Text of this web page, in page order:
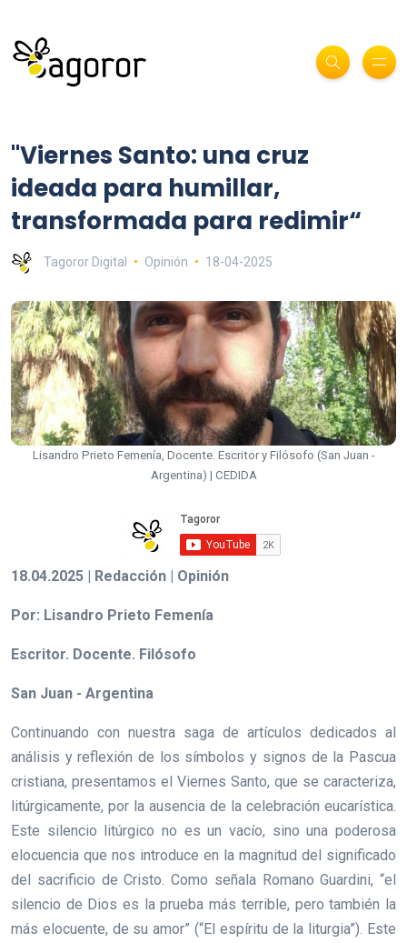
"Viernes Santo: una cruz
ideada para humillar,
transformada para redimir“
Tagoror Digital Opinión 18-04-2025
Lisandro Prieto Femenía, Docente. Escritor y Filósofo (San Juan -
Argentina) | CEDIDA
18.04.2025 | Redacción | Opinión
Por: Lisandro Prieto Femenía
Escritor. Docente. Filósofo
San Juan - Argentina
Continuando con nuestra saga de artículos dedicados al
análisis y reflexión de los símbolos y signos de la Pascua
cristiana, presentamos el Viernes Santo, que se caracteriza,
litúrgicamente, por la ausencia de la celebración eucarística.
Este silencio litúrgico no es un vacío, sino una poderosa
elocuencia que nos introduce en la magnitud del significado
del sacrificio de Cristo. Como señala Romano Guardini, “el
silencio de Dios es la prueba más terrible, pero también la
más elocuente, de su amor” (“El espíritu de la liturgia”). Este